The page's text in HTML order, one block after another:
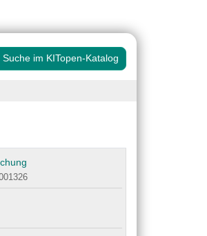
Suche im KITopen-Katalog